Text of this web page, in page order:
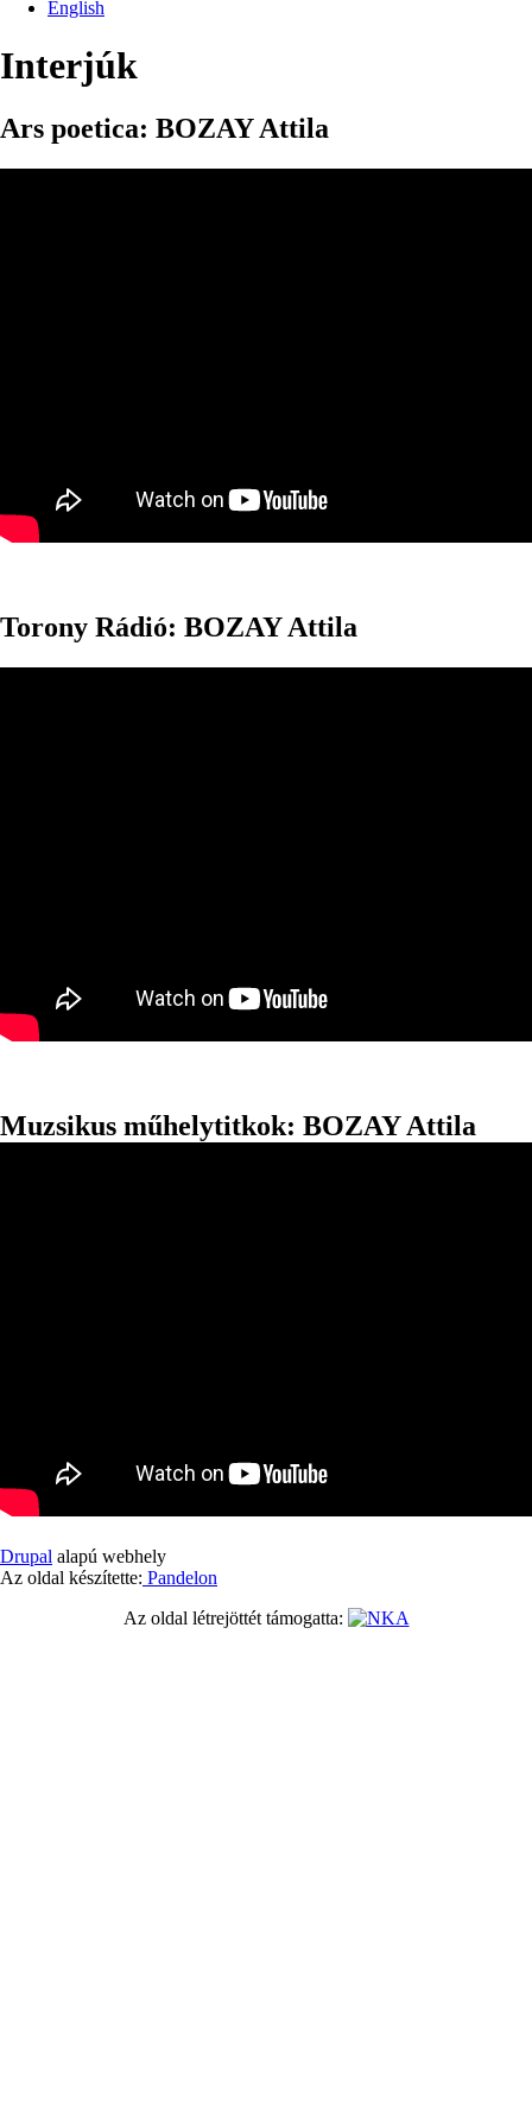
English
Interjúk
Ars poetica: BOZAY Attila
Torony Rádió: BOZAY Attila
Muzsikus műhelytitkok: BOZAY Attila
Drupal alapú webhely
Az oldal készítette: Pandelon
Az oldal létrejöttét támogatta: